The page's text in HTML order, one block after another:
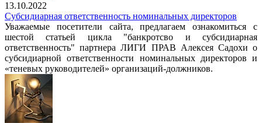
13.10.2022
Субсидиарная ответственность номинальных директоров
Уважаемые посетители сайта, предлагаем ознакомиться с
шестой статьей цикла "банкротсво и субсидиарная
ответственность" партнера ЛИГИ ПРАВ Алексея Садохи о
субсидиарной ответственности номинальных директоров и
«теневых руководителей» организаций-должников.